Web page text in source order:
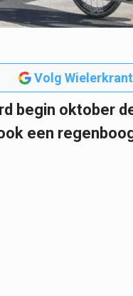
Volg
begin oktober
een